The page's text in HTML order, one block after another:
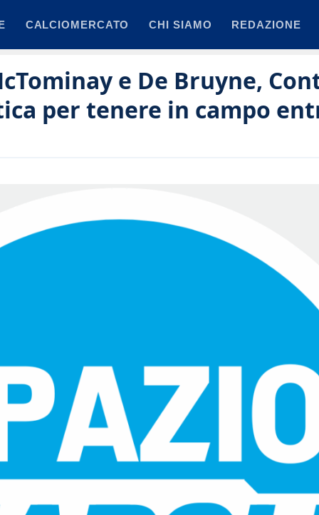
CALCIOMERCATO CHI SIAMO REDAZIONE
e De Bruyne,
per tenere in campo